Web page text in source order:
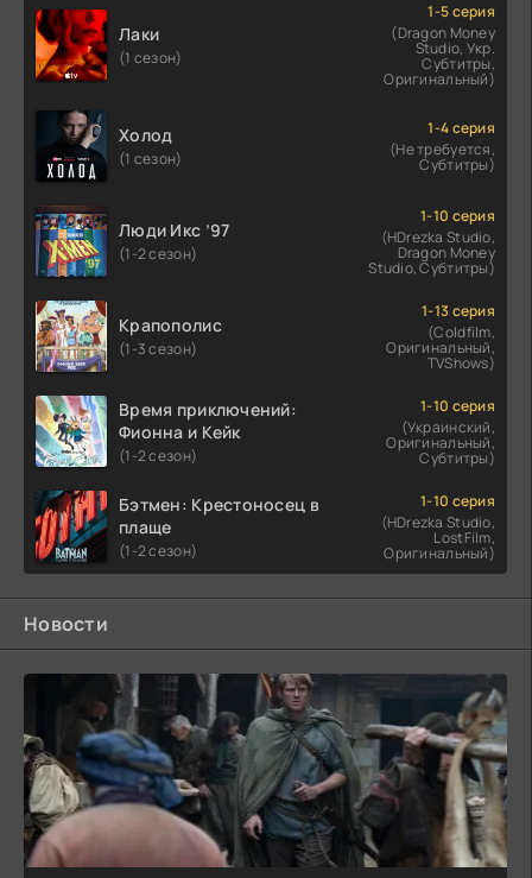
Лаки
(1 сезон)
1-5 серия
(Dragon Money
Studio, Укр.
Субтитры,
Оригинальный)
Холод
(1 сезон)
1-4 серия
(Не требуется,
Субтитры)
Люди Икс ’97
(1-2 сезон)
1-10 серия
(HDrezka Studio,
Dragon Money
Studio, Субтитры)
Крапополис
(1-3 сезон)
1-13 серия
(Coldfilm,
Оригинальный,
TVShows)
Время приключений:
Фионна и Кейк
(1-2 сезон)
1-10 серия
(Украинский,
Оригинальный,
Субтитры)
Бэтмен: Крестоносец в
плаще
(1-2 сезон)
1-10 серия
(HDrezka Studio,
LostFilm,
Оригинальный)
Новости